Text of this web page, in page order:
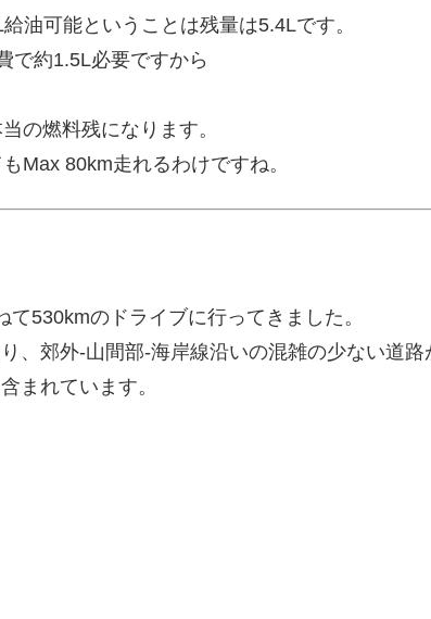
油可能ということは残量は5.4Lです。
で約1.5L必要ですから
の燃料残になります。
Max 80km走れるわけですね。
530kmのドライブに行ってきました。
、郊外-山間部-海岸線沿いの混雑の少ない道路
まれています。